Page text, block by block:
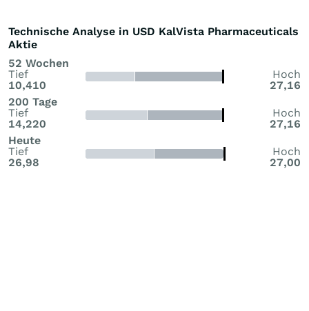
Technische Analyse in USD KalVista Pharmaceuticals
Aktie
52 Wochen
Tief
10,410
Hoch
27,16
200 Tage
Tief
14,220
Hoch
27,16
Heute
Tief
26,98
Hoch
27,00